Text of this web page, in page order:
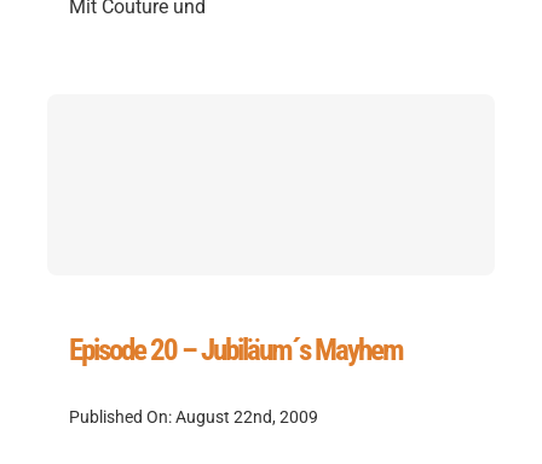
Mit Couture und
Episode 20 – Jubiläum´s Mayhem
Published On: August 22nd, 2009